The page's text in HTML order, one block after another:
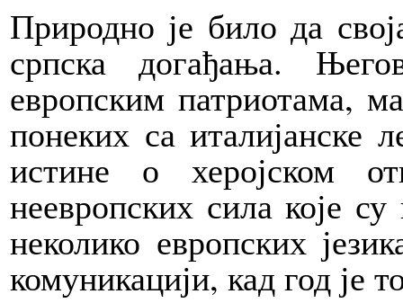
Природно је било да
српска догађања.
европским патриотама,
понеких са италијанске
истине о херојском
неевропских сила које
неколико европских
комуникацији, кад год је